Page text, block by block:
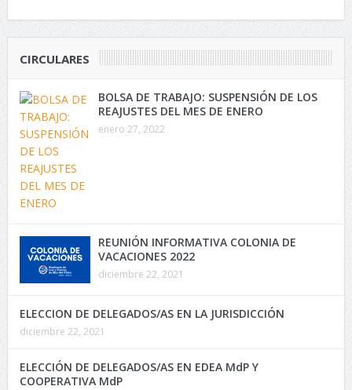
CIRCULARES
BOLSA DE TRABAJO: SUSPENSIÓN DE LOS
REAJUSTES DEL MES DE ENERO
enero 27, 2022
REUNIÓN INFORMATIVA COLONIA DE
VACACIONES 2022
diciembre 22, 2021
ELECCION DE DELEGADOS/AS EN LA JURISDICCIÓN
diciembre 22, 2021
ELECCIÓN DE DELEGADOS/AS EN EDEA MdP Y
COOPERATIVA MdP